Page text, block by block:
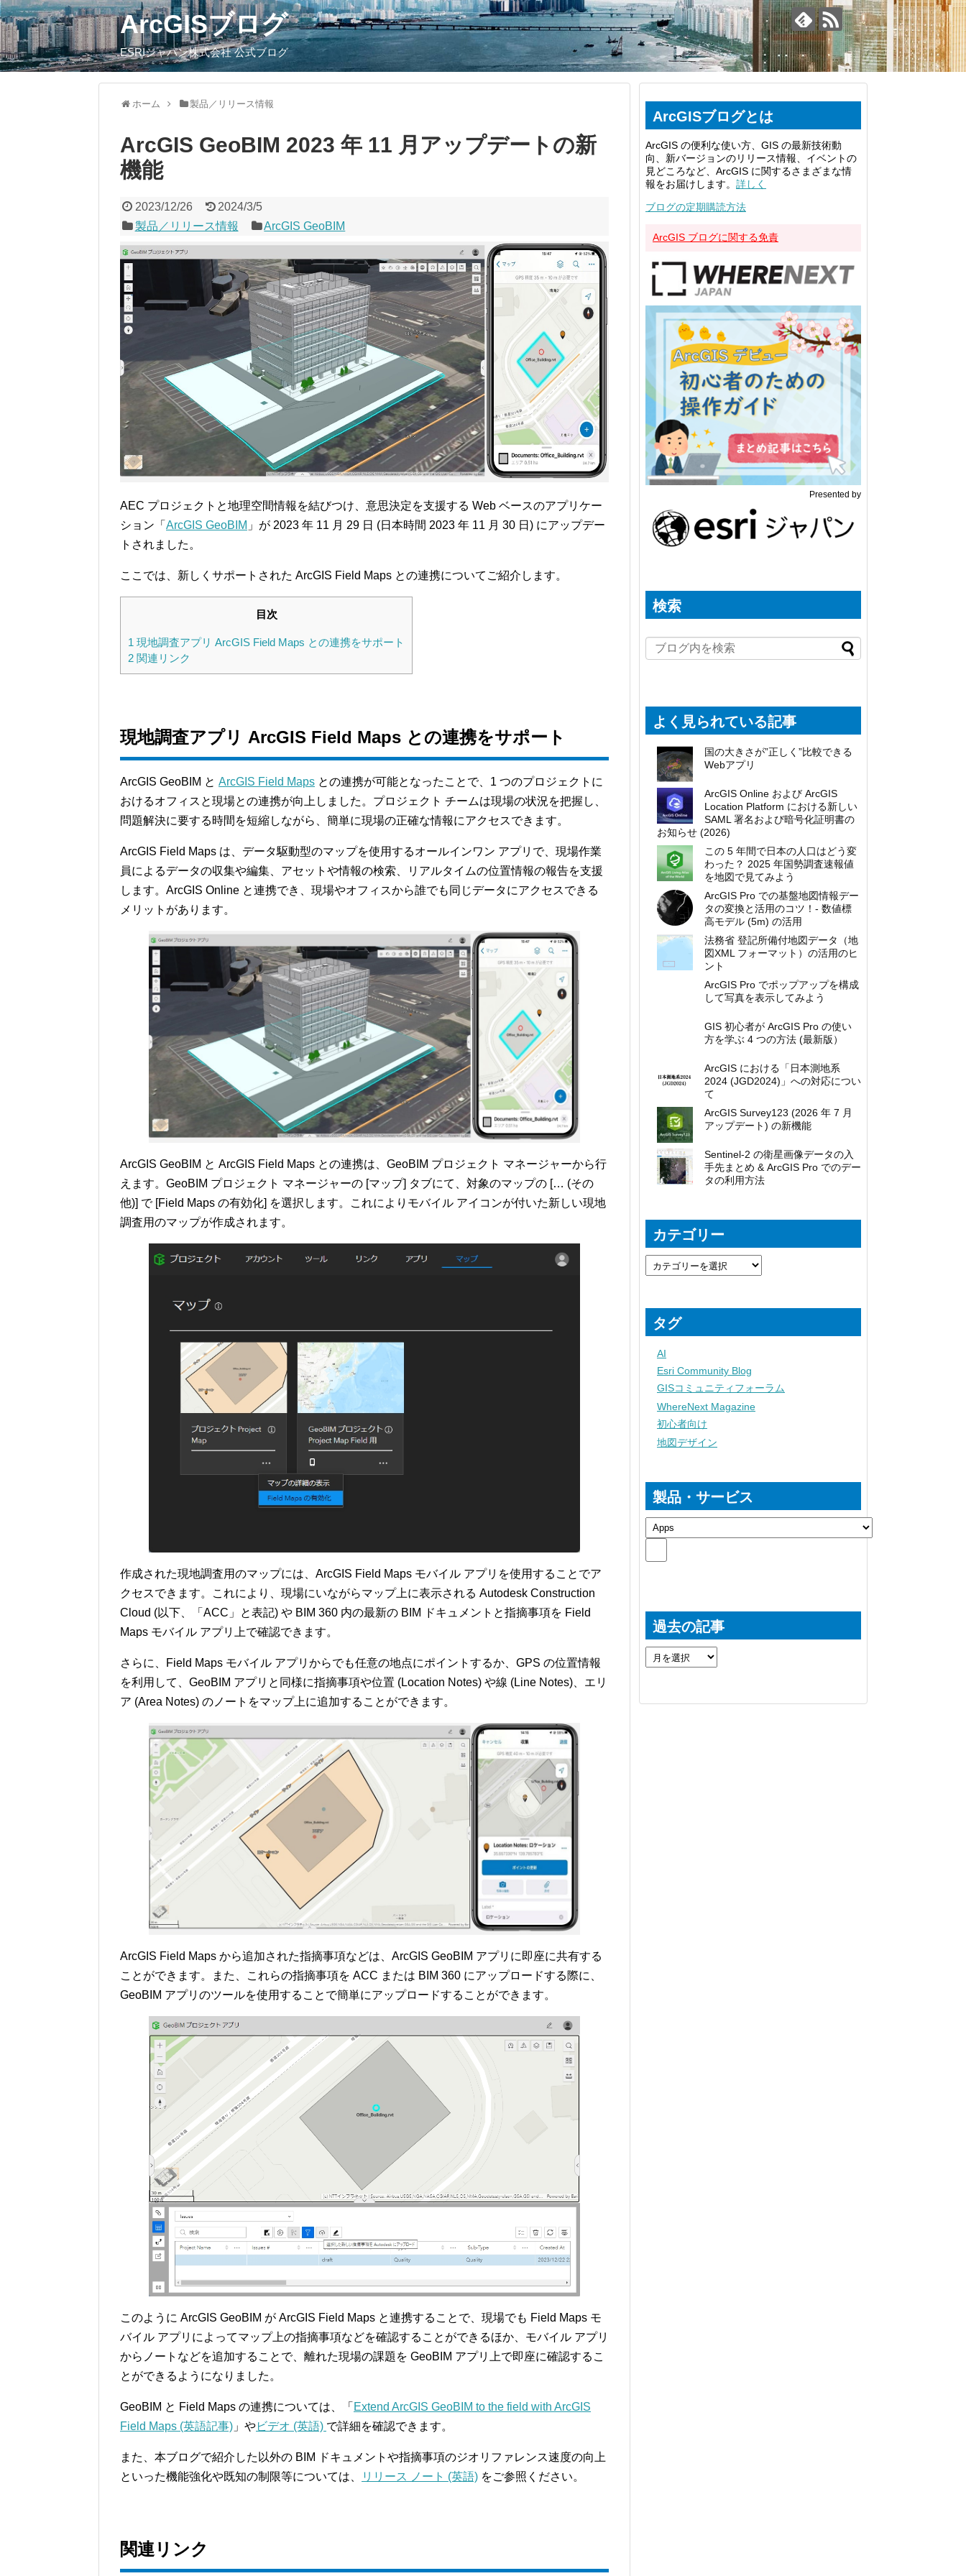
ArcGISブログ
ESRIジャパン株式会社 公式ブログ
ホーム 製品／リリース情報
ArcGIS GeoBIM 2023 年 11 月アップデートの新
機能
2023/12/26
2024/3/5
製品／リリース情報
ArcGIS GeoBIM
AEC プロジェクトと地理空間情報を結びつけ、意思決定を支援する Web ベースのアプリケー
ション「 ArcGIS GeoBIM 」が 2023 年 11 月 29 日 (日本時間 2023 年 11 月 30 日) にアップデー
トされました。
ここでは、新しくサポートされた ArcGIS Field Maps との連携についてご紹介します。
目次
1 現地調査アプリ ArcGIS Field Maps との連携をサポート
2 関連リンク
現地調査アプリ ArcGIS Field Maps との連携をサポート
ArcGIS GeoBIM と ArcGIS Field Maps との連携が可能となったことで、1 つのプロジェクトに
おけるオフィスと現場との連携が向上しました。プロジェクト チームは現場の状況を把握し、
問題解決に要する時間を短縮しながら、簡単に現場の正確な情報にアクセスできます。
ArcGIS Field Maps は、データ駆動型のマップを使用するオールインワン アプリで、現場作業
員によるデータの収集や編集、アセットや情報の検索、リアルタイムの位置情報の報告を支援
します。ArcGIS Online と連携でき、現場やオフィスから誰でも同じデータにアクセスできる
メリットがあります。
ArcGIS GeoBIM と ArcGIS Field Maps との連携は、GeoBIM プロジェクト マネージャーから行
えます。GeoBIM プロジェクト マネージャーの [マップ] タブにて、対象のマップの [… (その
他)] で [Field Maps の有効化] を選択します。これによりモバイル アイコンが付いた新しい現地
調査用のマップが作成されます。
作成された現地調査用のマップには、ArcGIS Field Maps モバイル アプリを使用することでア
クセスできます。これにより、現場にいながらマップ上に表示される Autodesk Construction
Cloud (以下、「ACC」と表記) や BIM 360 内の最新の BIM ドキュメントと指摘事項を Field
Maps モバイル アプリ上で確認できます。
さらに、Field Maps モバイル アプリからでも任意の地点にポイントするか、GPS の位置情報
を利用して、GeoBIM アプリと同様に指摘事項や位置 (Location Notes) や線 (Line Notes)、エリ
ア (Area Notes) のノートをマップ上に追加することができます。
ArcGIS Field Maps から追加された指摘事項などは、ArcGIS GeoBIM アプリに即座に共有する
ことができます。また、これらの指摘事項を ACC または BIM 360 にアップロードする際に、
GeoBIM アプリのツールを使用することで簡単にアップロードすることができます。
このように ArcGIS GeoBIM が ArcGIS Field Maps と連携することで、現場でも Field Maps モ
バイル アプリによってマップ上の指摘事項などを確認することができるほか、モバイル アプリ
からノートなどを追加することで、離れた現場の課題を GeoBIM アプリ上で即座に確認するこ
とができるようになりました。
GeoBIM と Field Maps の連携については、「 Extend ArcGIS GeoBIM to the field with ArcGIS
Field Maps (英語記事) 」やビデオ (英語) で詳細を確認できます。
また、本ブログで紹介した以外の BIM ドキュメントや指摘事項のジオリファレンス速度の向上
といった機能強化や既知の制限等については、
リリース ノート (英語) をご参照ください。
関連リンク
ArcGISブログとは
ArcGIS の便利な使い方、GIS の最新技術動
向、新バージョンのリリース情報、イベントの
見どころなど、ArcGIS に関するさまざまな情
報をお届けします。 詳しく
ブログの定期購読方法
ArcGIS ブログに関する免責
Presented by
検索
よく見られている記事
国の大きさが”正しく”比較できる
Webアプリ
ArcGIS Online および ArcGIS
Location Platform における新しい
SAML 署名および暗号化証明書の
お知らせ (2026)
この 5 年間で日本の人口はどう変
わった？ 2025 年国勢調査速報値
を地図で見てみよう
ArcGIS Pro での基盤地図情報デー
タの変換と活用のコツ！- 数値標
高モデル (5m) の活用
法務省 登記所備付地図データ（地
図XML フォーマット）の活用のヒ
ント
ArcGIS Pro でポップアップを構成
して写真を表示してみよう
GIS 初心者が ArcGIS Pro の使い
方を学ぶ 4 つの方法 (最新版）
ArcGIS における「日本測地系
2024 (JGD2024)」への対応につい
て
ArcGIS Survey123 (2026 年 7 月
アップデート) の新機能
Sentinel-2 の衛星画像データの入
手先まとめ & ArcGIS Pro でのデー
タの利用方法
カテゴリー
タグ
AI
Esri Community Blog
GISコミュニティフォーラム
WhereNext Magazine
初心者向け
地図デザイン
製品・サービス
過去の記事